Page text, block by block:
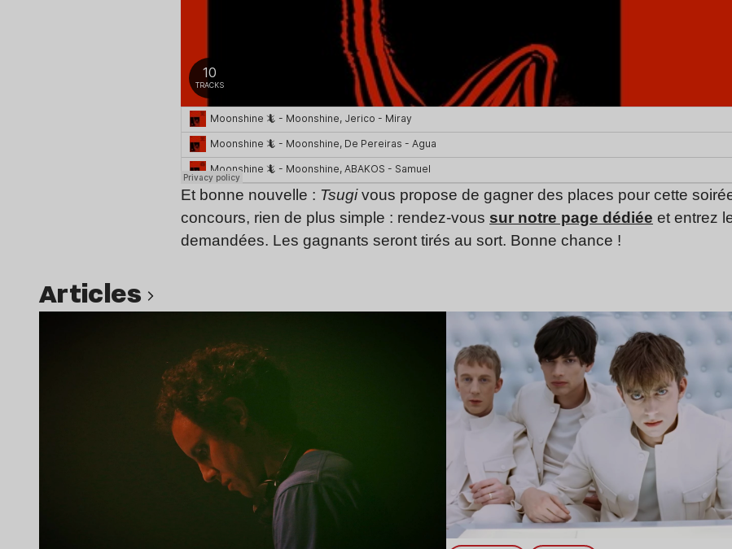
Et bonne nouvelle : Tsugivous propose de gagner des places pour cette
concours, rien de plus simple : rendez-vous sur notre page dédiée et entrez
demandées. Les gagnants seront tirés au sort. Bonne chance !
Articles
Lire l’article